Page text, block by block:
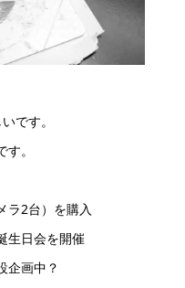
です。
。
ラ2台）を購入
生日会を開催
企画中？